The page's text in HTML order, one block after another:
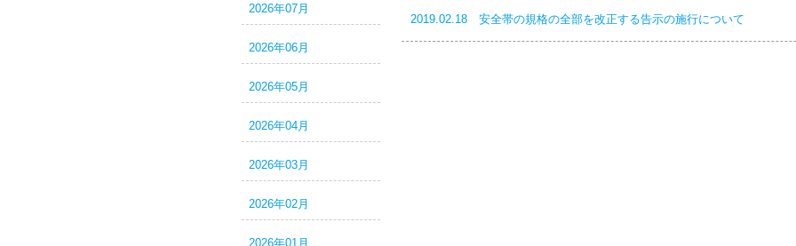
2019.02.18 安全帯の規格の全部を改正する告示の施行について
2026年07月
2026年06月
2026年05月
2026年04月
2026年03月
2026年02月
2026年01月